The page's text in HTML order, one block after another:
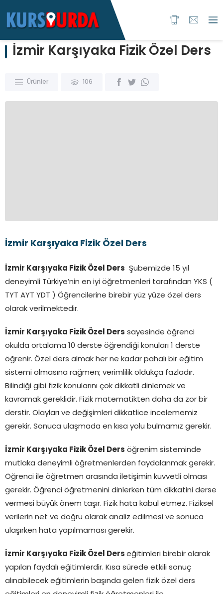
İzmir Karşıyaka Fizik Özel Ders
Ürünler 106
İzmir Karşıyaka Fizik Özel Ders
İzmir Karşıyaka Fizik Özel Ders Şubemizde 15 yıl
deneyimli Türkiye’nin en iyi öğretmenleri tarafından YKS (
TYT AYT YDT ) Öğrencilerine birebir yüz yüze özel ders
olarak verilmektedir.
İzmir Karşıyaka Fizik Özel Ders sayesinde öğrenci
okulda ortalama 10 derste öğrendiği konuları 1 derste
öğrenir. Özel ders almak her ne kadar pahalı bir eğitim
sistemi olmasına rağmen; verimlilik oldukça fazladır.
Bilindiği gibi fizik konularını çok dikkatli dinlemek ve
kavramak gereklidir. Fizik matematikten daha da zor bir
derstir. Olayları ve değişimleri dikkatlice incelememiz
gerekir. Sonuca ulaşmada en kısa yolu bulmamız gerekir.
İzmir Karşıyaka Fizik Özel Ders öğrenim sisteminde
mutlaka deneyimli öğretmenlerden faydalanmak gerekir.
Öğrenci ile öğretmen arasında iletişimin kuvvetli olması
gerekir. Öğrenci öğretmenini dinlerken tüm dikkatini derse
vermesi büyük önem taşır. Fizik hata kabul etmez. Fiziksel
verilerin net ve doğru olarak analiz edilmesi ve sonuca
ulaşırken hata yapılmaması gerekir.
İzmir Karşıyaka Fizik Özel Ders eğitimleri birebir olarak
yapılan faydalı eğitimlerdir. Kısa sürede etkili sonuç
alınabilecek eğitimlerin başında gelen fizik özel ders